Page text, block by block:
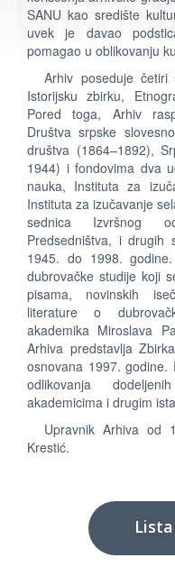
SANU kao središte
uvek je davao
pomagao u oblikovanju
Arhiv poseduje četiri
Istorijsku zbirku,
Pored toga, Arhiv
Društva srpske
društva (1864–1892),
1944) i fondovima dva
nauka, Instituta za
Instituta za izučavanje
sednica Izvršnog
Predsedništva, i drugih
1945. do 1998.
dubrovačke studije koji
pisama, novinskih
literature o
akademika Miroslava
Arhiva predstavlja
osnovana 1997.
odlikovanja
akademicima i drugim
Upravnik Arhiva od
Krestić.